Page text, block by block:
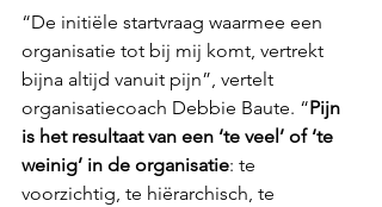
“De initiële startvraag waarmee een
organisatie tot bij mij komt, vertrekt
bijna altijd vanuit pijn”, vertelt
organisatiecoach Debbie Baute. “Pijn
is het resultaat van een ‘te veel’ of ‘te
weinig’ in de organisatie: te
voorzichtig, te hiërarchisch, te